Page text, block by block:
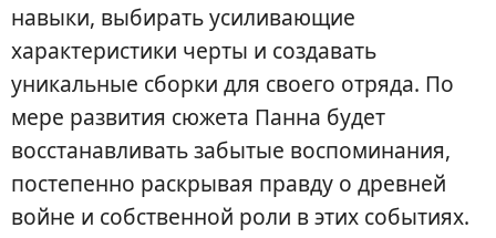
навыки, выбирать усиливающие
характеристики черты и создавать
уникальные сборки для своего отряда. По
мере развития сюжета Панна будет
восстанавливать забытые воспоминания,
постепенно раскрывая правду о древней
войне и собственной роли в этих событиях.